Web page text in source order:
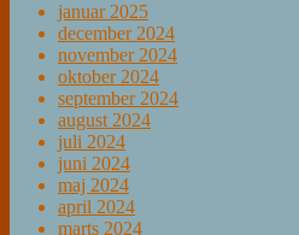
januar 2025
december 2024
november 2024
oktober 2024
september 2024
august 2024
juli 2024
juni 2024
maj 2024
april 2024
marts 2024